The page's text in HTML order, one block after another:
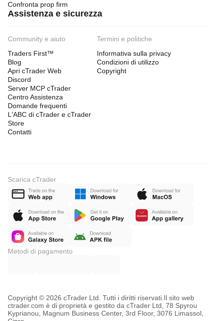
Confronta prop firm
Assistenza e sicurezza
Community e aiuto
Traders First™
Blog
Apri cTrader Web
Discord
Server MCP cTrader
Centro Assistenza
Domande frequenti
L'ABC di cTrader e cTrader
Store
Contatti
Termini e politiche
Informativa sulla privacy
Condizioni di utilizzo
Copyright
Scarica cTrader
Metodi di pagamento
Copyright © 2026 cTrader Ltd. Tutti i diritti riservati. Il sito web
ctrader.com è di proprietà e gestito da cTrader Ltd, 78 Spyrou
Kyprianou, Magnum Business Center, 3rd Floor, 3076 Limassol,